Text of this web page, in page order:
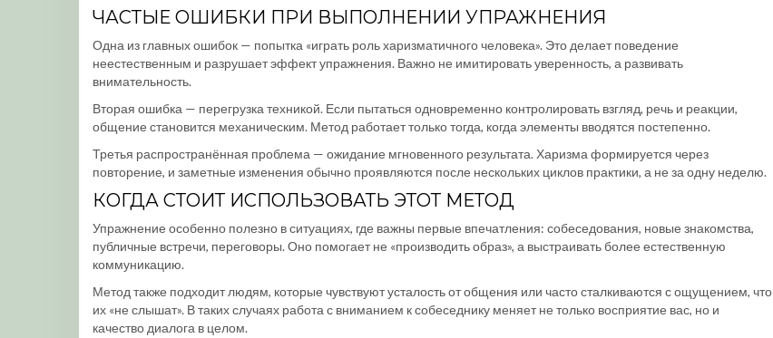
ЧАСТЫЕ ОШИБКИ ПРИ ВЫПОЛНЕНИИ УПРАЖНЕНИЯ
Одна из главных ошибок — попытка «играть роль харизматичного человека». Это делает поведение
неестественным и разрушает эффект упражнения. Важно не имитировать уверенность, а развивать
внимательность.
Вторая ошибка — перегрузка техникой. Если пытаться одновременно контролировать взгляд, речь и реакции,
общение становится механическим. Метод работает только тогда, когда элементы вводятся постепенно.
Третья распространённая проблема — ожидание мгновенного результата. Харизма формируется через
повторение, и заметные изменения обычно проявляются после нескольких циклов практики, а не за одну неделю.
КОГДА СТОИТ ИСПОЛЬЗОВАТЬ ЭТОТ МЕТОД
Упражнение особенно полезно в ситуациях, где важны первые впечатления: собеседования, новые знакомства,
публичные встречи, переговоры. Оно помогает не «производить образ», а выстраивать более естественную
коммуникацию.
Метод также подходит людям, которые чувствуют усталость от общения или часто сталкиваются с ощущением, что
их «не слышат». В таких случаях работа с вниманием к собеседнику меняет не только восприятие вас, но и
качество диалога в целом.